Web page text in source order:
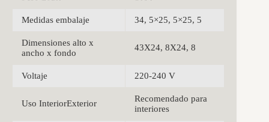
Medidas embalaje 34, 5×25, 5×25, 5
Dimensiones alto x
ancho x fondo
43X24, 8X24, 8
Voltaje 220-240 V
Uso InteriorExterior
Recomendado para
interiores